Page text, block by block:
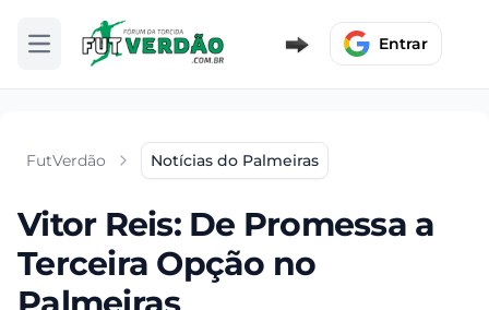
Abrir menu Entrar
FutVerdão Notícias do Palmeiras
Vitor Reis: De Promessa a
Terceira Opção no